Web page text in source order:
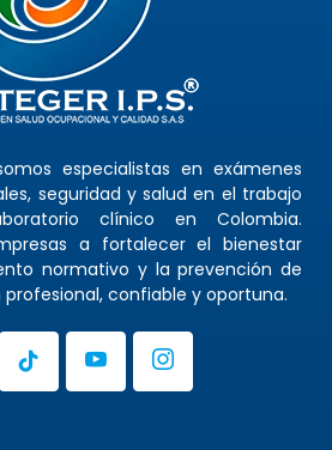
somos especialistas en exámenes
seguridad y salud en el trabajo
clínico en Colombia.
a fortalecer el bienestar
normativo y la prevención de
confiable y oportuna.